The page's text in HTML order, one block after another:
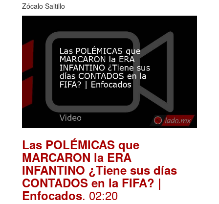
Zócalo Saltillo
Las POLÉMICAS que
MARCARON la ERA
INFANTINO ¿Tiene sus días
CONTADOS en la FIFA? |
Enfocados. 02:20